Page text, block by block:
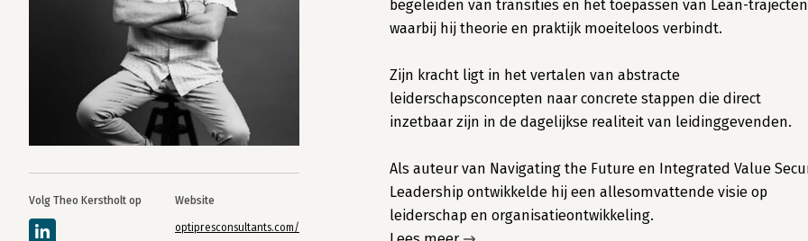
Volg Theo Kerstholt op Website
optipresconsultants.com/
begeleiden van transities en het toepassen van Lean-
waarbij hij theorie en praktijk moeiteloos verbindt.
Zijn kracht ligt in het vertalen van abstracte
leiderschapsconcepten naar concrete stappen die direct
inzetbaar zijn in de dagelijkse realiteit van leidinggevenden.
Als auteur van Navigating the Future en Integrated Value
Leadership ontwikkelde hij een allesomvattende visie op
leiderschap en organisatieontwikkeling.